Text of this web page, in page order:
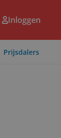
Inloggen
Prijsdalers